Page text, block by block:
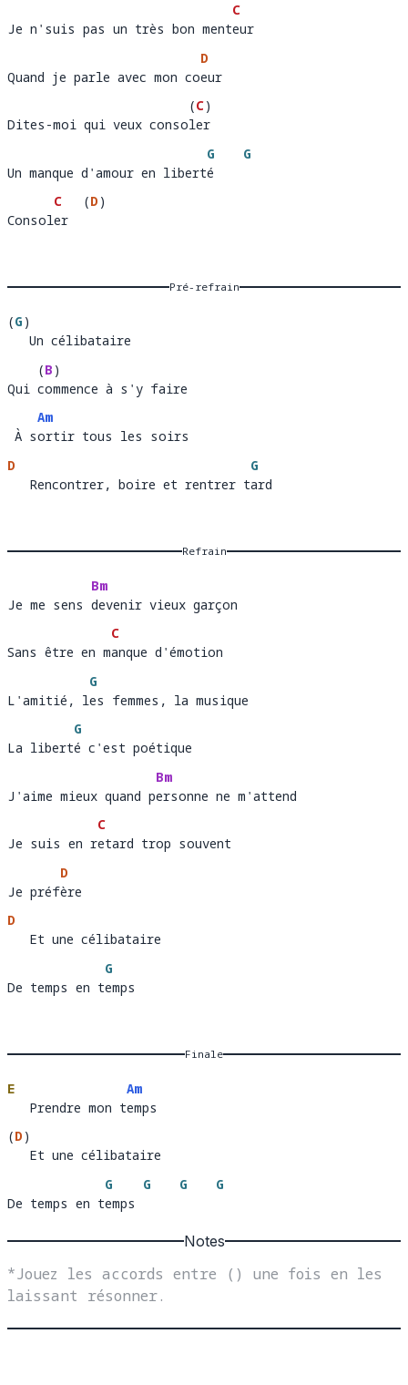
Je n'suis pas un très bon ment
C
e
Je n'suis pas un très bon menteur
Quand je parle avec mon co
D
e
Quand je parle avec mon coeur
Dites-moi qui veux conso
(C)
er
Dites-moi qui veux consoler
Un manque d'amour en libert
G
é
G
Un manque d'amour en liberté
Consol
C
er
(D )
Consoler
Pré-refrain
(G )
   Un célibataire
Qui
(B )
om
Qui commence à s'y faire
À s
Am
or
À sortir tous les soirs
D
   Rencontrer, boire et rentrer t
G
a
   Rencontrer, boire et rentrer tard
Refrain
Je me sens
Bm
de
Je me sens devenir vieux garçon
Sans être en m
C
a
Sans être en manque d'émotion
L'amitié, l
G
e
L'amitié, les femmes, la musique
La libert
G
é
La liberté c'est poétique
J'aime mieux quand p
Bm
er
J'aime mieux quand personne ne m'attend
Je suis en r
C
e
Je suis en retard trop souvent
Je préf
D
è
Je préfère
D
   Et une célibatai
   Et une célibataire
De temps en t
G
emp
De temps en temps
Finale
E
   Prendre mon t
Am
em
   Prendre mon temps
(D )
Et une célibataire
   Et une célibataire
De temps en t
G
emps
G G
G
De temps en temps
Notes
*Jouez les accords entre () une fois en les
laissant résonner.